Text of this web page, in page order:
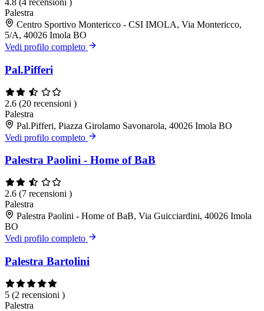
4.8 (4 recensioni )
Palestra
Centro Sportivo Montericco - CSI IMOLA, Via Montericco,
5/A, 40026 Imola BO
Vedi profilo completo
Pal.Pifferi
2.6 (20 recensioni )
Palestra
Pal.Pifferi, Piazza Girolamo Savonarola, 40026 Imola BO
Vedi profilo completo
Palestra Paolini - Home of BaB
2.6 (7 recensioni )
Palestra
Palestra Paolini - Home of BaB, Via Guicciardini, 40026 Imola
BO
Vedi profilo completo
Palestra Bartolini
5 (2 recensioni )
Palestra